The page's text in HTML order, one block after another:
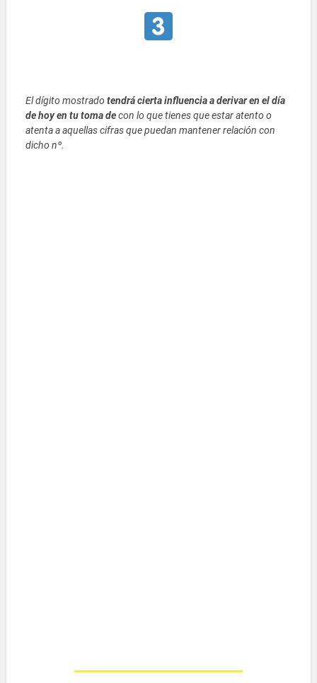
El dígito mostradotendrá cierta influencia a derivar en el día
de hoy en tu toma decon lo que tienes que estar atento o
atenta a aquellas cifras que puedan mantener relación con
dicho nº.